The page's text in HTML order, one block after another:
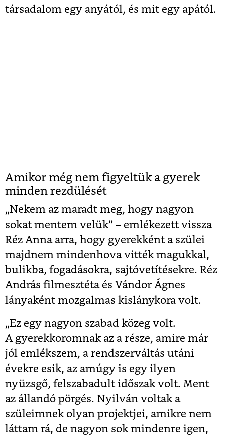
társadalom egy anyától, és mit egy apától.
Amikor még nem figyeltük a gyerek
minden rezdülését
„Nekem az maradt meg, hogy nagyon
sokat mentem velük” – emlékezett vissza
Réz Anna arra, hogy gyerekként a szülei
majdnem mindenhova vitték magukkal,
bulikba, fogadásokra, sajtóvetítésekre. Réz
András filmesztéta és Vándor Ágnes
lányaként mozgalmas kislánykora volt.
„Ez egy nagyon szabad közeg volt.
A gyerekkoromnak az a része, amire már
jól emlékszem, a rendszerváltás utáni
évekre esik, az amúgy is egy ilyen
nyüzsgő, felszabadult időszak volt. Ment
az állandó pörgés. Nyilván voltak a
szüleimnek olyan projektjei, amikre nem
láttam rá, de nagyon sok mindenre igen,